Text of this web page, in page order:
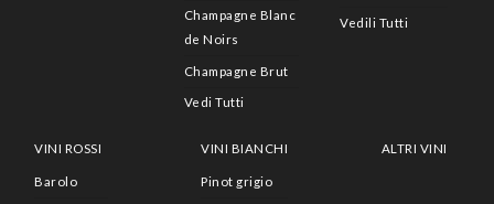
Champagne Blanc
de Noirs
Champagne Brut
Vedi Tutti
Vedili Tutti
VINI ROSSI
Barolo
VINI BIANCHI
Pinot grigio
ALTRI VINI